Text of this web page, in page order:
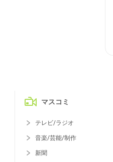
マスコミ
テレビ/ラジオ
音楽/芸能/制作
新聞